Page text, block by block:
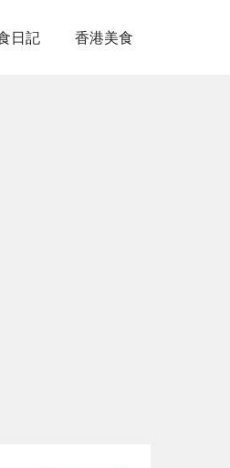
日記 香港美食